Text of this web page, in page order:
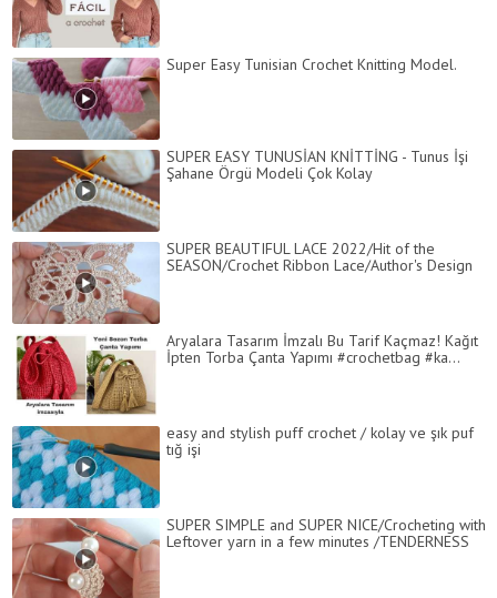
Super Easy Tunisian Crochet Knitting Model.
SUPER EASY TUNUSİAN KNİTTİNG - Tunus İşi
Şahane Örgü Modeli Çok Kolay
SUPER BEAUTIFUL LACE 2022/Hit of the
SEASON/Crochet Ribbon Lace/Author's Design
Aryalara Tasarım İmzalı Bu Tarif Kaçmaz! Kağıt
İpten Torba Çanta Yapımı #crochetbag #ka...
easy and stylish puff crochet / kolay ve şık puf
tığ işi
SUPER SIMPLE and SUPER NICE/Crocheting with
Leftover yarn in a few minutes /TENDERNESS